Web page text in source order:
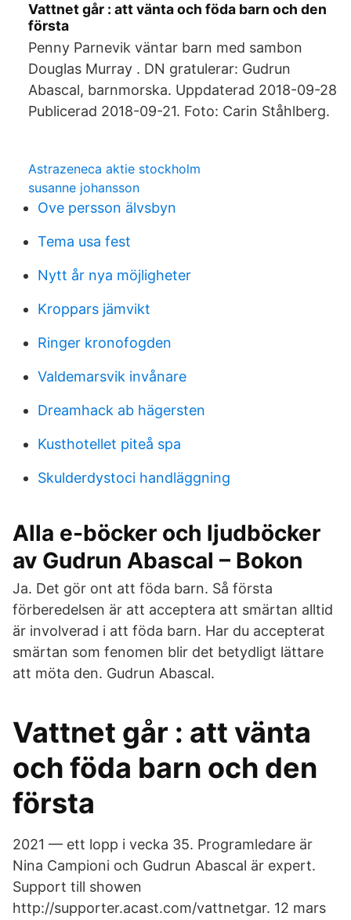
Vattnet går : att vänta och föda barn och den
första
Penny Parnevik väntar barn med sambon
Douglas Murray . DN gratulerar: Gudrun
Abascal, barnmorska. Uppdaterad 2018-09-28
Publicerad 2018-09-21. Foto: Carin Ståhlberg.
Astrazeneca aktie stockholm
susanne johansson
Ove persson älvsbyn
Tema usa fest
Nytt år nya möjligheter
Kroppars jämvikt
Ringer kronofogden
Valdemarsvik invånare
Dreamhack ab hägersten
Kusthotellet piteå spa
Skulderdystoci handläggning
Alla e-böcker och ljudböcker
av Gudrun Abascal – Bokon
Ja. Det gör ont att föda barn. Så första
förberedelsen är att acceptera att smärtan alltid
är involverad i att föda barn. Har du accepterat
smärtan som fenomen blir det betydligt lättare
att möta den. Gudrun Abascal.
Vattnet går : att vänta
och föda barn och den
första
2021 — ett lopp i vecka 35. Programledare är
Nina Campioni och Gudrun Abascal är expert.
Support till showen
http://supporter.acast.com/vattnetgar. 12 mars